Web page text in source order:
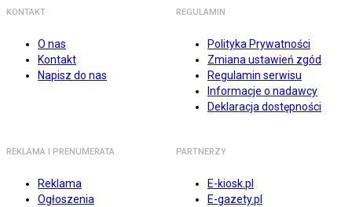
KONTAKT
O nas
Kontakt
Napisz do nas
REGULAMIN
Polityka Prywatności
Zmiana ustawień zgód
Regulamin serwisu
Informacje o nadawcy
Deklaracja dostępności
REKLAMA I PRENUMERATA
Reklama
Ogłoszenia
PARTNERZY
E-kiosk.pl
E-gazety.pl